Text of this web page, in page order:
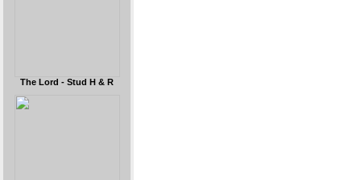
The Lord - Stud H & R